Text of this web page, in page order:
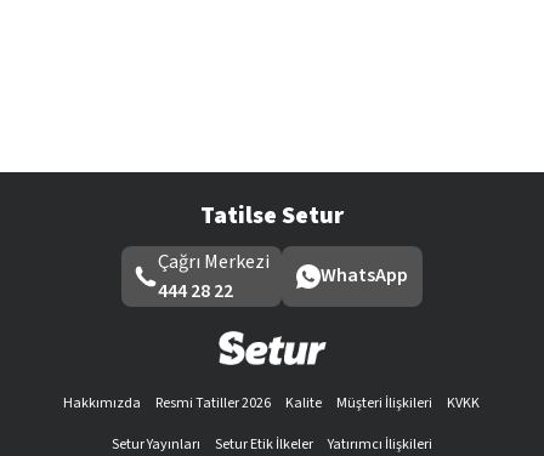
Tatilse Setur
Çağrı Merkezi
444 28 22
WhatsApp
Hakkımızda Resmi Tatiller 2026 Kalite Müşteri İlişkileri
KVKK
Setur Yayınları
Setur Etik İlkeler
Yatırımcı İlişkileri